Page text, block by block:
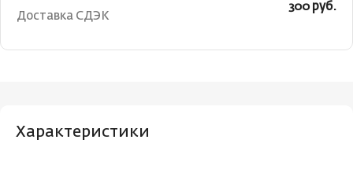
Доставка СДЭК
300 руб.
Характеристики